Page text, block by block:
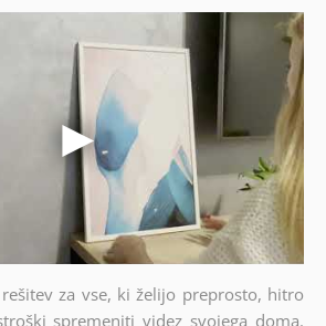
za vse, ki želijo preprosto, hitro
spremeniti videz svojega doma.